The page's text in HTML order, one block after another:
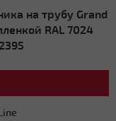
на трубу Grand
RAL 7024